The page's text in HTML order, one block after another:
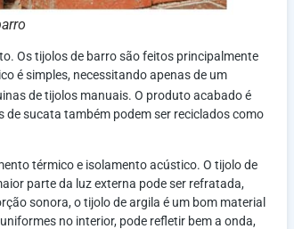
Os tijolos de barro são feitos principalmente
é simples, necessitando apenas de um
de tijolos manuais. O produto acabado é
sucata também podem ser reciclados como
térmico e isolamento acústico. O tijolo de
parte da luz externa pode ser refratada,
sonora, o tijolo de argila é um bom material
no interior, pode refletir bem a onda,